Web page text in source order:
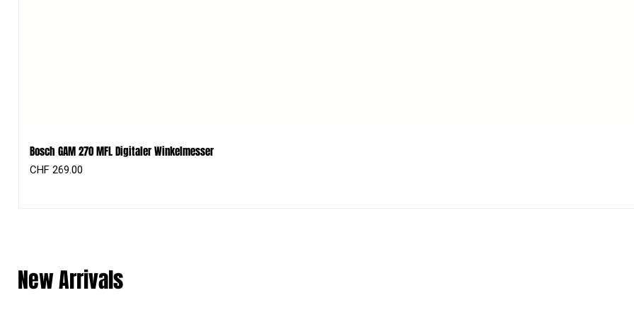
New Arrivals
Bosch GAM 270 MFL Digitaler Winkelmesser
Preis
CHF 269.00